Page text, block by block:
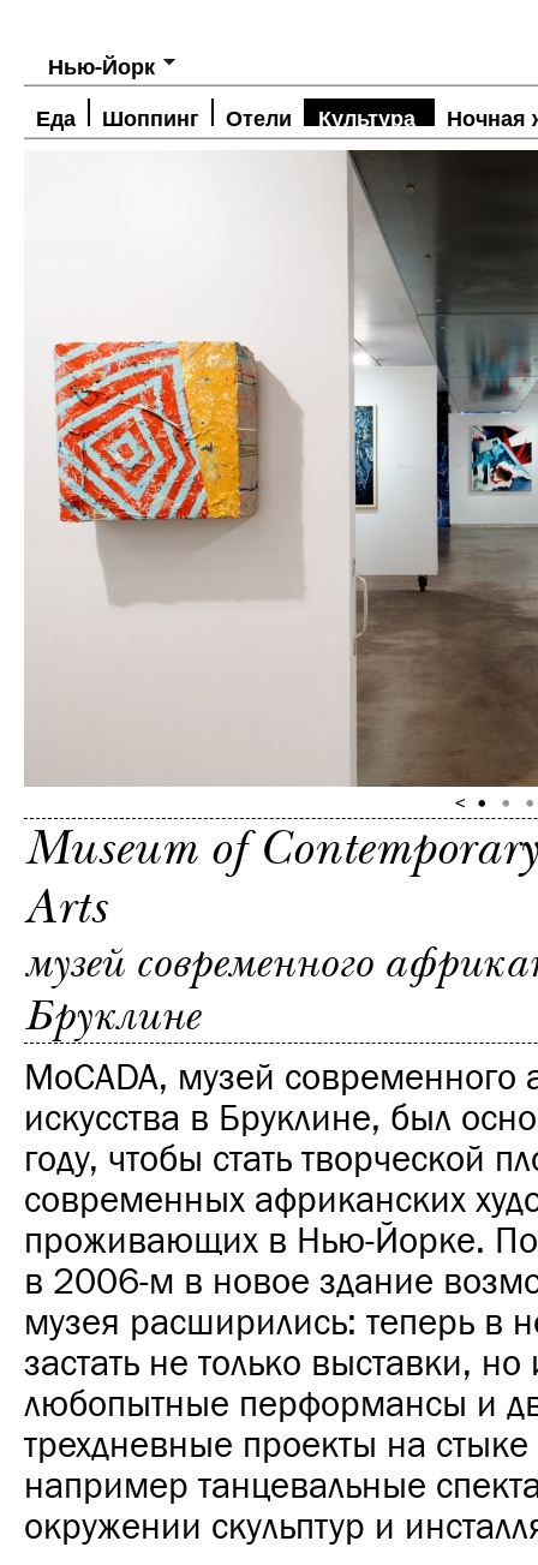
Нью-Йорк
Еда Шоппинг Отели Культура Ночная
Museum of
Arts
музей современного
Бруклине
MoCADA, музей современного
искусства в Бруклине, был
году, чтобы стать творческой
современных африканских
проживающих в Нью-Йорке.
в 2006-м в новое здание
музея расширились: теперь в
застать не только выставки, но
любопытные перформансы и
трехдневные проекты на
например танцевальные
окружении скульптур и